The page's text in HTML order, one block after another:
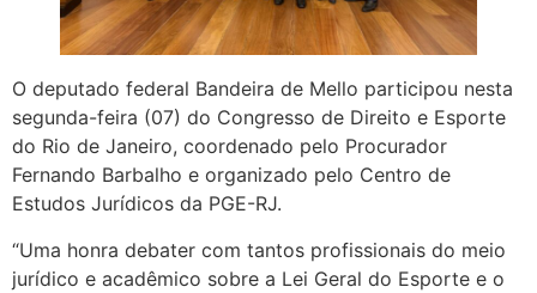
O deputado federal Bandeira de Mello participou nesta
segunda-feira (07) do Congresso de Direito e Esporte
do Rio de Janeiro, coordenado pelo Procurador
Fernando Barbalho e organizado pelo Centro de
Estudos Jurídicos da PGE-RJ.
“Uma honra debater com tantos profissionais do meio
jurídico e acadêmico sobre a Lei Geral do Esporte e o